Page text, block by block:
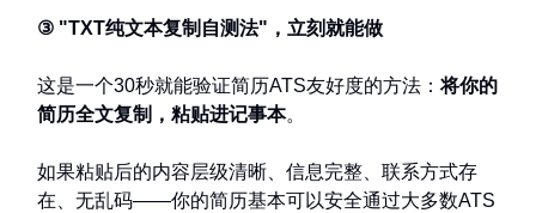
③ "TXT纯文本复制自测法"，立刻就能做
这是一个30秒就能验证简历ATS友好度的方法：将你的
简历全文复制，粘贴进记事本。
如果粘贴后的内容层级清晰、信息完整、联系方式存
在、无乱码——你的简历基本可以安全通过大多数ATS